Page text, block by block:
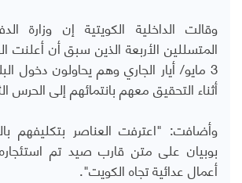
وقالت الداخلية الكويتية إن وزارة
المتسللين الأربعة الذين سبق أن
3 مايو/ أيار الجاري وهم يحاولون دخول
أثناء التحقيق معهم بانتمائهم إلى الحرس
وأضافت: "اعترفت العناصر بتكليفهم
بوبيان على متن قارب صيد تم
أعمال عدائية تجاه الكويت".